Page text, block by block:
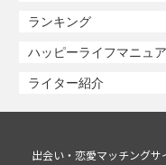
ランキング
ハッピーライフマニュ
ライター紹介
出会い・恋愛マッチング